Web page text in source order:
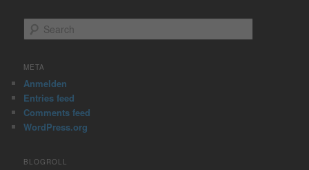
e
r
h
META
Anmelden
Entries feed
Comments feed
WordPress.org
BLOGROLL